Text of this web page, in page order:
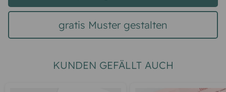
gratis Muster gestalten
KUNDEN GEFÄLLT AUCH